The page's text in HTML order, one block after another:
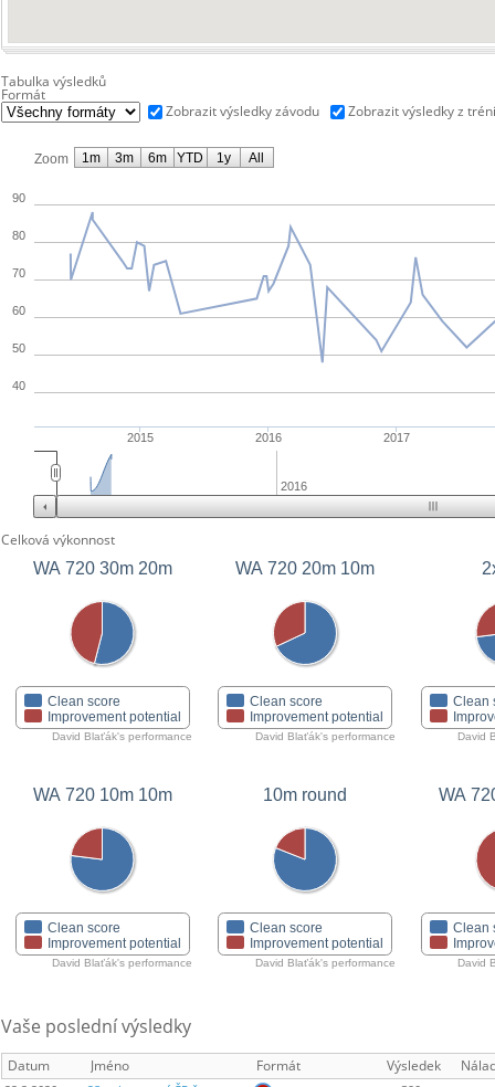
Tabulka výsledků
Formát
Zobrazit výsledky závodu
Zobrazit výsledky z
Zoom
2015 2016 2017
40
50
60
70
80
90
2016
1m 3m 6m YTD 1y All
Celková výkonnost
WA 720 30m 20m
Clean score
Improvement potential
David Blaťák's performance
WA 720 20m 10m
Clean score
Improvement potential
David Blaťák's performance
Clean
David
WA 720 10m 10m
Clean score
Improvement potential
David Blaťák's performance
10m round
Clean score
Improvement potential
David Blaťák's performance
WA
Clean
David
Vaše poslední výsledky
Datum Jméno Formát Výsledek